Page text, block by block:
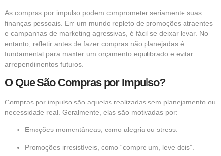
As compras por impulso podem comprometer seriamente suas
finanças pessoais. Em um mundo repleto de promoções atraentes
e campanhas de marketing agressivas, é fácil se deixar levar. No
entanto, refletir antes de fazer compras não planejadas é
fundamental para manter um orçamento equilibrado e evitar
arrependimentos futuros.
O Que São Compras por Impulso?
Compras por impulso são aquelas realizadas sem planejamento ou
necessidade real. Geralmente, elas são motivadas por:
Emoções momentâneas, como alegria ou stress.
Promoções irresistíveis, como “compre um, leve dois”.